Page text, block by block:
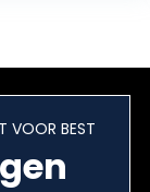
VOOR BEST